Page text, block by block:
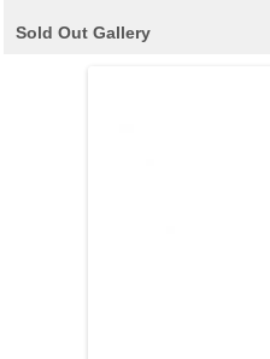
Sold Out Gallery